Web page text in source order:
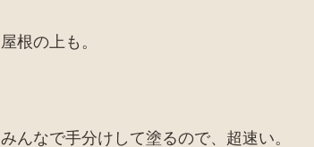
屋根の上も。
みんなで手分けして塗るので、超速い。